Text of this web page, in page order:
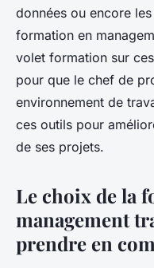
données ou encore
formation en
volet formation sur
pour que le chef de
environnement de
ces outils pour
de ses projets.
Le choix de la
management
prendre en